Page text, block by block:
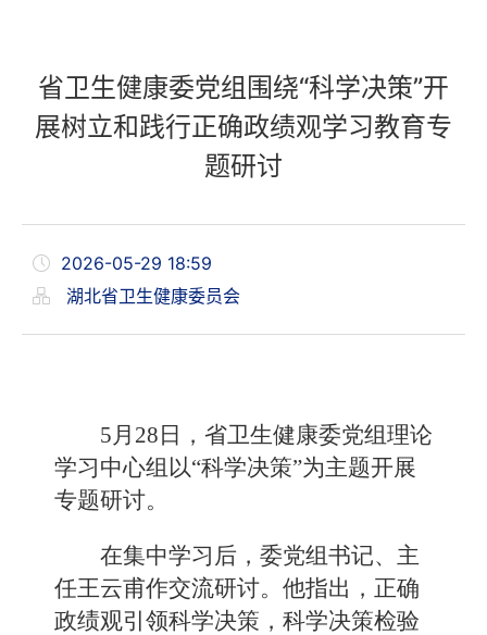
省卫生健康委党组围绕“科学决策”开
展树立和践行正确政绩观学习教育专
题研讨
2026-05-29 18:59
湖北省卫生健康委员会
5月28日，省卫生健康委党组理论
学习中心组以“科学决策”为主题开展
专题研讨。
在集中学习后，委党组书记、主
任王云甫作交流研讨。他指出，正确
政绩观引领科学决策，科学决策检验